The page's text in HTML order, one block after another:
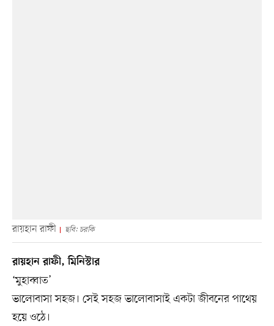
রায়হান রাফী ছবি: চরকি
রায়হান রাফী, মিনিস্টার
‘মুহাব্বাত’
ভালোবাসা সহজ। সেই সহজ ভালোবাসাই একটা জীবনের পাথেয়
হয়ে ওঠে।